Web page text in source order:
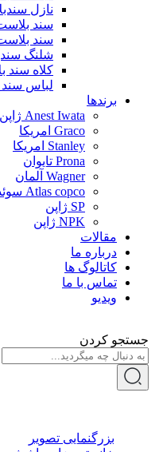
نازل
سند
سند
شلنگ
کلاه سند
لباس
برندها
Anest Iwata ژاپن
Graco امریکا
Stanley امریکا
Prona تایوان
Wagner آلمان
Atlas copco سوئد
SP ژاپن
NPK ژاپن
مقالات
درباره ما
کاتالوگ ها
تماس با ما
ویدیو
جستجو کردن
بزرگنمایی تصویر